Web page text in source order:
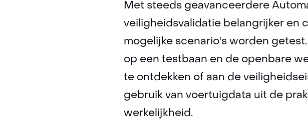
Met steeds geavanceerdere
veiligheidsvalidatie belangrijker en
mogelijke scenario's worden
op een testbaan en de openbare
te ontdekken of aan de
gebruik van voertuigdata uit de
werkelijkheid.